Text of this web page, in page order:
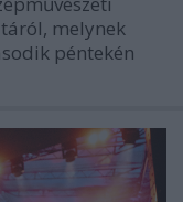
melynek
péntekén